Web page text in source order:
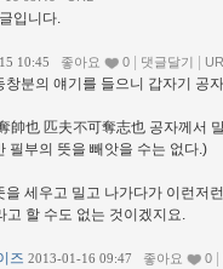
입니다.
10:45 좋아요 0 댓글달기
창분의 얘기를 들으니 갑자기 공
帥也 匹夫不可奪志也 공자께서
필부의 뜻을 빼앗을 수는 없다.)
을 세우고 밀고 나가다가 이런저
고 할 수도 없는 것이겠지요.
즈 2013-01-16 09:47 좋아요 0